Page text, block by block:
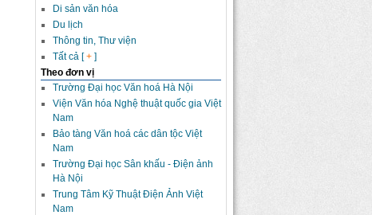
Di sản văn hóa
Du lịch
Thông tin, Thư viện
Tất cả [+ ]
Theo đơn vị
Trường Đại học Văn hoá Hà Nội
Viện Văn hóa Nghệ thuật quốc gia Việt
Nam
Bảo tàng Văn hoá các dân tộc Việt
Nam
Trường Đại học Sân khấu - Điện ảnh
Hà Nội
Trung Tâm Kỹ Thuật Điện Ảnh Việt
Nam